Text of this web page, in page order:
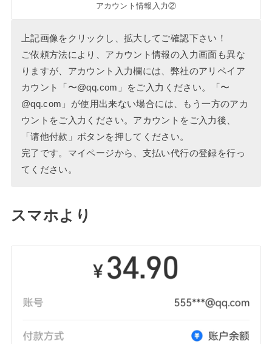
アカウント情報入力②
上記画像をクリックし、拡大してご確認下さい！
ご依頼方法により、アカウント情報の入力画面も異な
りますが、アカウント入力欄には、弊社のアリペイア
カウント「〜@qq.com」をご入力ください。「〜
@qq.com」が使用出来ない場合には、もう一方のアカ
ウントをご入力ください。アカウントをご入力後、
「请他付款」ボタンを押してください。
完了です。マイページから、支払い代行の登録を行っ
てください。
スマホより